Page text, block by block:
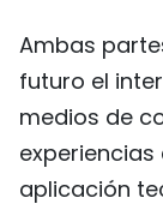
Ambas
futuro el
medios de
aplicación